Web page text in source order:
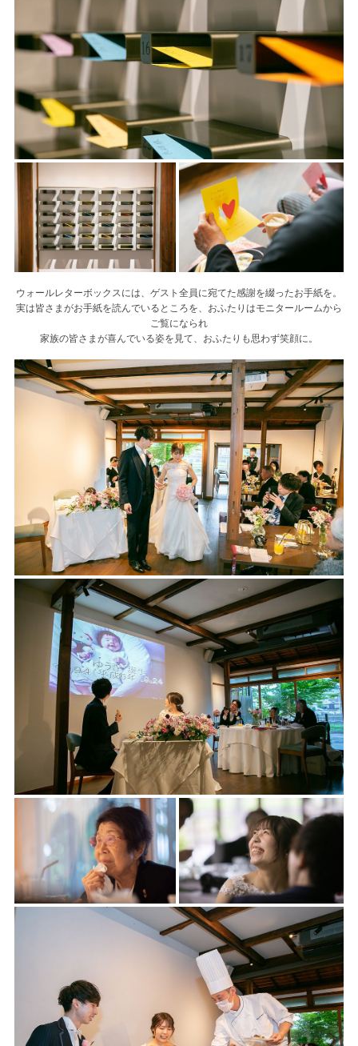
ウォールレターボックスには、ゲスト全員に宛てた感謝を綴ったお手紙を。
実は皆さまがお手紙を読んでいるところを、おふたりはモニタールームから
ご覧になられ
家族の皆さまが喜んでいる姿を見て、おふたりも思わず笑顔に。